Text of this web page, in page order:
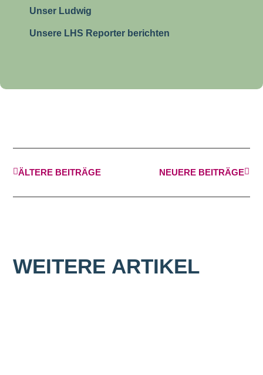
Unser Ludwig
Unsere LHS Reporter berichten
ÄLTERE BEITRÄGE NEUERE BEITRÄGE
WEITERE ARTIKEL